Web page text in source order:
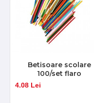
Betisoare scolare
100/set flaro
4.08 Lei